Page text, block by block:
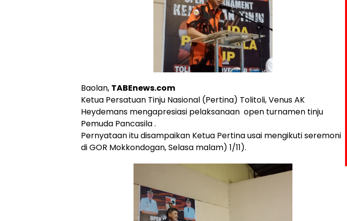
Baolan, TABEnews.com
Ketua Persatuan Tinju Nasional (Pertina) Tolitoli, Venus AK
Heydemans mengapresiasi pelaksanaan open turnamen tinju
Pemuda Pancasila .
Pernyataan itu disampaikan Ketua Pertina usai mengikuti seremoni
di GOR Mokkondogan, Selasa malam) 1/11).